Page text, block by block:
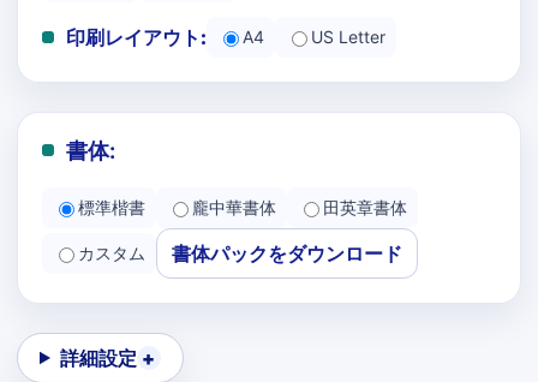
印刷レイアウト: A4 US Letter
書体:
標準楷書 龐中華書体 田英章書体
カスタム 書体パックをダウンロード
詳細設定